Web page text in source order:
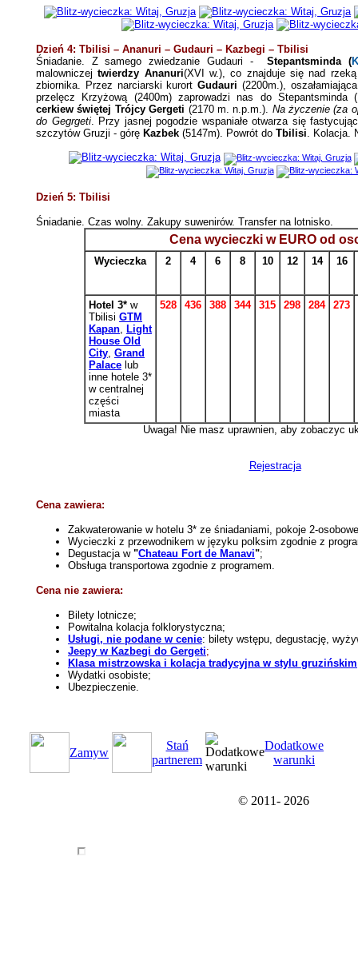
Dzień 4: Tbilisi – Ananuri – Gudauri – Kazbegi – Tbilisi
Śniadanie. Z samego zwiedzanie Gudauri - Stepantsminda (
malowniczejtwierdzy Ananuri(XVI w.), co znajduje się nad
zbiornika. Przez narciarski kurortGudauri (2200m.),
przelęcz Krzyżową (2400m) zaprowadzi nas do Stepantsminda
cerkiew świętej Trójcy Gergeti (2170 m. n.p.m.). Na życzenie (za
do Gegrgeti. Przy jasnej pogodzie wspaniałe otwarza się
szczytów Gruzji - górę Kazbek (5147m). Powrót do Tbilisi. Kolacja.
Dzień 5: Tbilisi
Śniadanie. Czas wolny. Zakupy suwenirów. Transfer na lotnisko.
Cena wycieczki w EURO od
Wycieczka 2 4 6 8 10 12 14 16
Hotel 3* w
Tbilisi GTM
Kapan, Light
House Old
City, Grand
Palace lub
inne hotele 3*
w centralnej
części
miasta
528 436 388 344 315 298 284 273
Uwaga! Nie masz uprawnien, aby zobaczyc
Rejestracja
Cena zawiera:
Zakwaterowanie w hotelu 3* ze śniadaniami, pokoje 2-
Wycieczki z przewodnikem w języku polksim zgodnie z
Degustacja w "Chateau Fort de Manavi";
Obsługa transportowa zgodnie z programem.
Cena nie zawiera:
Bilety lotnicze;
Powitalna kolacja folklorystyczna;
Usługi, nie podane w cenie: bilety wstępu, degustację,
Jeepy w Kazbegi do Gergeti;
Klasa mistrzowska i kolacja tradycyjna w stylu gruzińskim
Wydatki osobiste;
Ubezpieczenie.
Zamуw
Stań
partnerem
Dodatkowe
warunki
© 2011- 2026